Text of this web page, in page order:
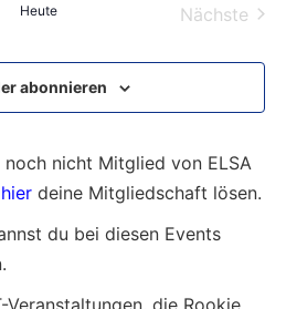
Heute Nächste
abonnieren
nicht Mitglied von ELSA
hierdeine Mitgliedschaft lösen.
du bei diesen Events
die Rookie